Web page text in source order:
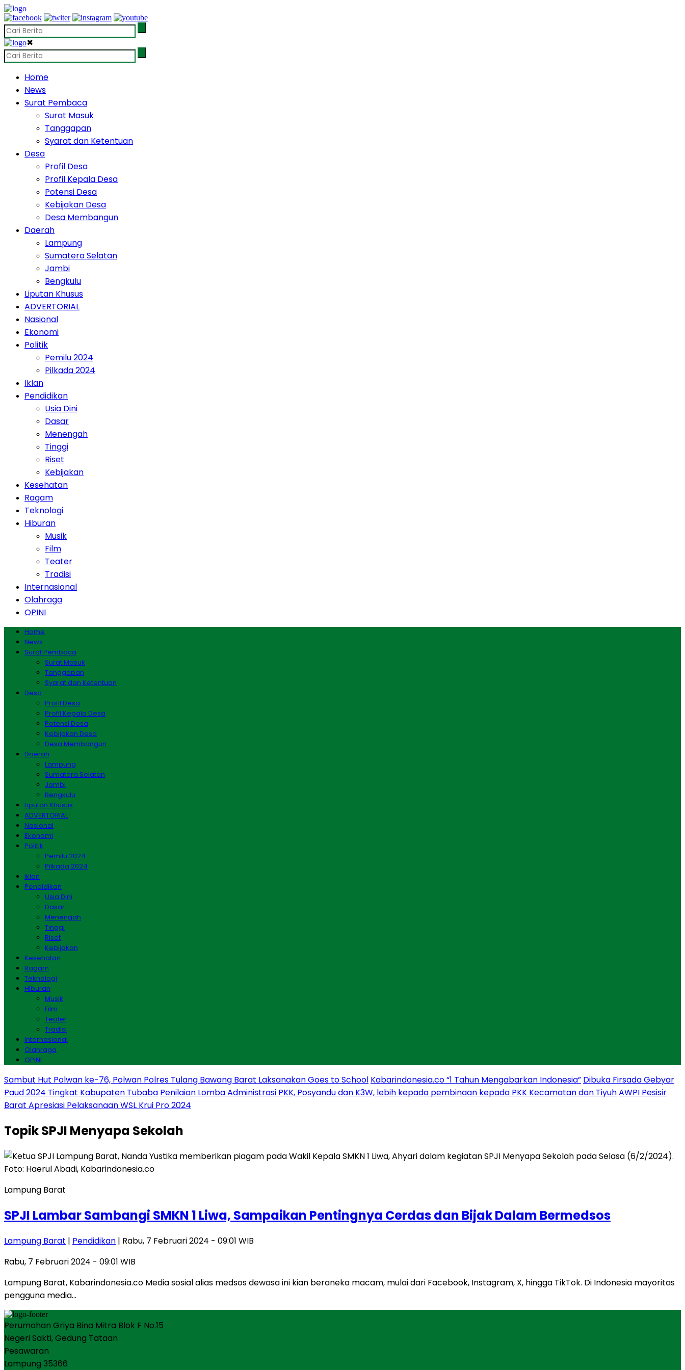
✖
Home
News
Surat Pembaca
Surat Masuk
Tanggapan
Syarat dan Ketentuan
Desa
Profil Desa
Profil Kepala Desa
Potensi Desa
Kebijakan Desa
Desa Membangun
Daerah
Lampung
Sumatera Selatan
Jambi
Bengkulu
Liputan Khusus
ADVERTORIAL
Nasional
Ekonomi
Politik
Pemilu 2024
Pilkada 2024
Iklan
Pendidikan
Usia Dini
Dasar
Menengah
Tinggi
Riset
Kebijakan
Kesehatan
Ragam
Teknologi
Hiburan
Musik
Film
Teater
Tradisi
Internasional
Olahraga
OPINI
Home
News
Surat Pembaca
Surat Masuk
Tanggapan
Syarat dan Ketentuan
Desa
Profil Desa
Profil Kepala Desa
Potensi Desa
Kebijakan Desa
Desa Membangun
Daerah
Lampung
Sumatera Selatan
Jambi
Bengkulu
Liputan Khusus
ADVERTORIAL
Nasional
Ekonomi
Politik
Pemilu 2024
Pilkada 2024
Iklan
Pendidikan
Usia Dini
Dasar
Menengah
Tinggi
Riset
Kebijakan
Kesehatan
Ragam
Teknologi
Hiburan
Musik
Film
Teater
Tradisi
Internasional
Olahraga
OPINI
Sambut Hut Polwan ke-76, Polwan Polres Tulang Bawang Barat Laksanakan Goes to School Kabarindonesia.co “1 Tahun Mengabarkan Indonesia” Dibuka Firsada Gebyar
Paud 2024 Tingkat Kabupaten Tubaba Penilaian Lomba Administrasi PKK, Posyandu dan K3W, lebih kepada pembinaan kepada PKK Kecamatan dan TiyuhAWPI Pesisir
Barat Apresiasi Pelaksanaan WSL Krui Pro 2024
TopikSPJI Menyapa Sekolah
Lampung Barat
SPJI Lambar Sambangi SMKN 1 Liwa, Sampaikan Pentingnya Cerdas dan Bijak Dalam Bermedsos
Lampung Barat | Pendidikan | Rabu, 7 Februari 2024 - 09:01 WIB
Rabu, 7 Februari 2024 - 09:01 WIB
Lampung Barat, Kabarindonesia.co Media sosial alias medsos dewasa ini kian beraneka macam, mulai dari Facebook, Instagram, X, hingga TikTok. Di Indonesia mayoritas
pengguna media…
Perumahan Griya Bina Mitra Blok F No.15
Negeri Sakti, Gedung Tataan
Pesawaran
Lampung 35366